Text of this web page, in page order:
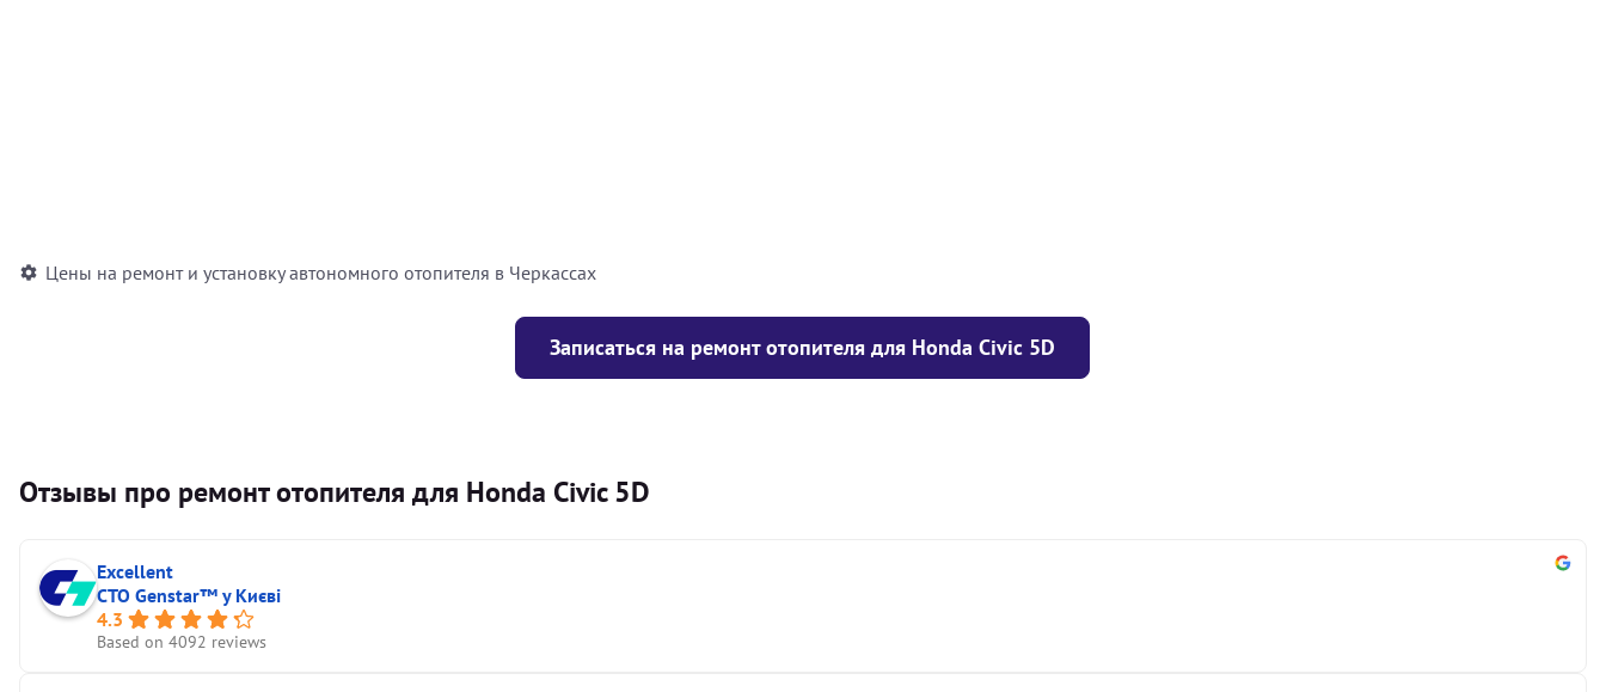
Цены на ремонт и установку автономного отопителя в Черкассах
Записаться на ремонт отопителя для Honda Civic 5D
Отзывы про ремонт отопителя для Honda Civic 5D
Excellent
СТО Genstar™ у Києві
4.3
Based on 4092 reviews